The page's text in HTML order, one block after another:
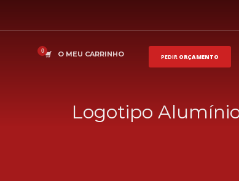
O MEU CARRINHO PEDIR ORÇAMENTO
Logotipo